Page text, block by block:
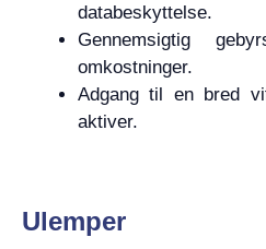
databeskyttelse.
Gennemsigtig
omkostninger.
Adgang til en bred
aktiver.
Ulemper